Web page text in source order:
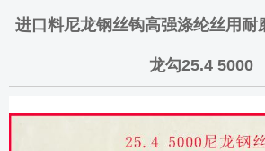
进口料尼龙钢丝钩高强涤纶丝用耐
龙勾25.4 5000